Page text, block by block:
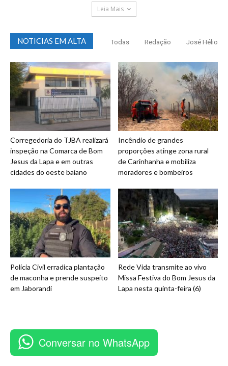
Leia Mais
NOTICIAS EM ALTA Todas Redação José Hélio
Corregedoria do TJBA realizará
inspeção na Comarca de Bom
Jesus da Lapa e em outras
cidades do oeste baiano
Incêndio de grandes
proporções atinge zona rural
de Carinhanha e mobiliza
moradores e bombeiros
Polícia Civil erradica plantação
de maconha e prende suspeito
em Jaborandi
Rede Vida transmite ao vivo
Missa Festiva do Bom Jesus da
Lapa nesta quinta-feira (6)
Conversar no WhatsApp